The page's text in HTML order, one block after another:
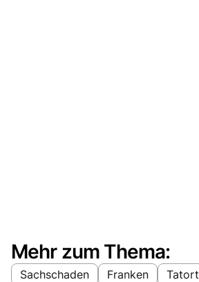
Mehr zum Thema:
Sachschaden Franken Tatort